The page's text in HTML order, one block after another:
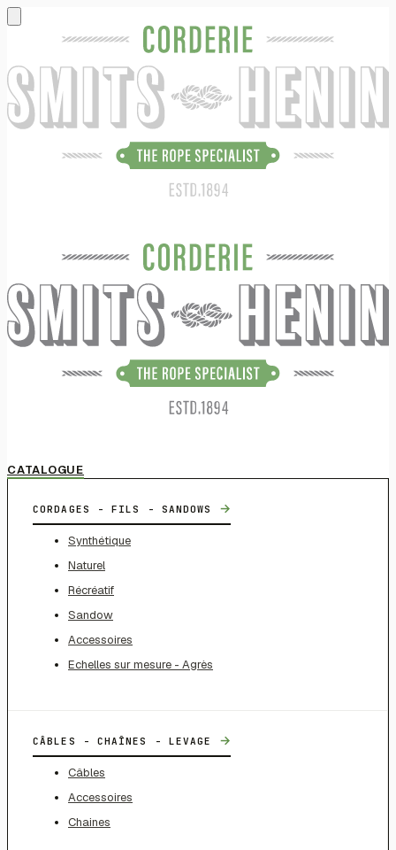
CATALOGUE
CORDAGES - FILS - SANDOWS →
Synthétique
Naturel
Récréatif
Sandow
Accessoires
Echelles sur mesure - Agrès
CÂBLES - CHAÎNES - LEVAGE →
Câbles
Accessoires
Chaines